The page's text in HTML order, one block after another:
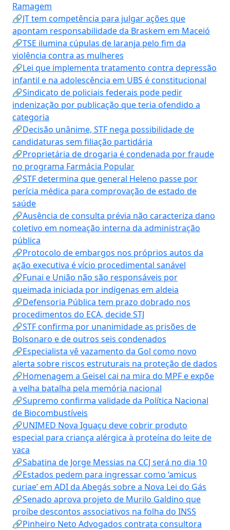
Ramagem
🔗JT tem competência para julgar ações que
apontam responsabilidade da Braskem em Maceió
🔗TSE ilumina cúpulas de laranja pelo fim da
violência contra as mulheres
🔗Lei que implementa tratamento contra depressão
infantil e na adolescência em UBS é constitucional
🔗Sindicato de policiais federais pode pedir
indenização por publicação que teria ofendido a
categoria
🔗Decisão unânime, STF nega possibilidade de
candidaturas sem filiação partidária
🔗Proprietária de drogaria é condenada por fraude
no programa Farmácia Popular
🔗STF determina que general Heleno passe por
perícia médica para comprovação de estado de
saúde
🔗Ausência de consulta prévia não caracteriza dano
coletivo em nomeação interna da administração
pública
🔗Protocolo de embargos nos próprios autos da
ação executiva é vício procedimental sanável
🔗Funai e União não são responsáveis por
queimada iniciada por indígenas em aldeia
🔗Defensoria Pública tem prazo dobrado nos
procedimentos do ECA, decide STJ
🔗STF confirma por unanimidade as prisões de
Bolsonaro e de outros seis condenados
🔗Especialista vê vazamento da Gol como novo
alerta sobre riscos estruturais na proteção de dados
🔗Homenagem a Geisel cai na mira do MPF e expõe
a velha batalha pela memória nacional
🔗Supremo confirma validade da Política Nacional
de Biocombustíveis
🔗UNIMED Nova Iguaçu deve cobrir produto
especial para criança alérgica à proteína do leite de
vaca
🔗Sabatina de Jorge Messias na CCJ será no dia 10
🔗Estados pedem para ingressar como ‘amicus
curiae’ em ADI da Abegás sobre a Nova Lei do Gás
🔗Senado aprova projeto de Murilo Galdino que
proíbe descontos associativos na folha do INSS
🔗Pinheiro Neto Advogados contrata consultora